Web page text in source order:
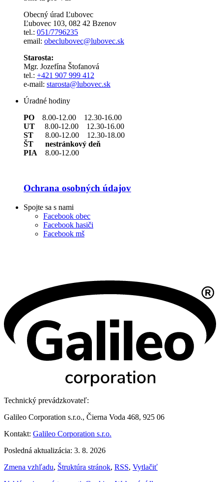
Obecný úrad Ľubovec
Ľubovec 103, 082 42 Bzenov
tel.: 051/7796235
email: obeclubovec@lubovec.sk
Starosta:
Mgr. Jozefína Štofanová
tel.: +421 907 999 412
e-mail: starosta@lubovec.sk
Úradné hodiny
PO 8.00-12.00 12.30-16.00
UT 8.00-12.00 12.30-16.00
ST 8.00-12.00 12.30-18.00
ŠT nestránkový deň
PIA 8.00-12.00
Ochrana osobných údajov
Spojte sa s nami
Facebook obec
Facebook hasiči
Facebook mš
Technický prevádzkovateľ:
Galileo Corporation s.r.o., Čierna Voda 468, 925 06
Kontakt: Galileo Corporation s.r.o.
Posledná aktualizácia: 3. 8. 2026
Zmena vzhľadu, Štruktúra stránok, RSS, Vytlačiť